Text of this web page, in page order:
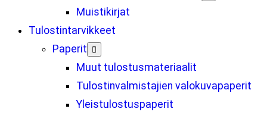
Muistikirjat
Tulostintarvikkeet
Paperit

Muut tulostusmateriaalit
Tulostinvalmistajien valokuvapaperit
Yleistulostuspaperit